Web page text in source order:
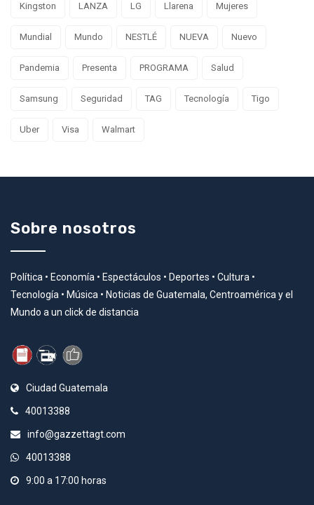
Kingston LANZA LG Llarena Mujeres
Mundial Mundo NESTLÉ NUEVA Nuevo
Pandemia Presenta PROGRAMA Salud
Samsung Seguridad TAG Tecnología Tigo
Uber Visa Walmart
Sobre nosotros
Política • Economía • Espectáculos • Deportes • Cultura •
Tecnología • Música • Noticias de Guatemala, Centroamérica y el
Mundo a un click de distancia
Ciudad Guatemala
40013388
info@gazzettagt.com
40013388
9:00 a 17:00 horas